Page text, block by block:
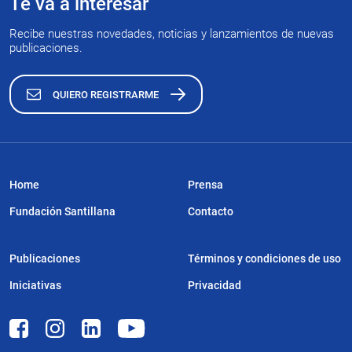
Recibe nuestras novedades, noticias y lanzamientos de nuevas
publicaciones.
QUIERO REGISTRARME
Home
Fundación Santillana
Publicaciones
Iniciativas
Prensa
Contacto
Términos y condiciones de uso
Privacidad